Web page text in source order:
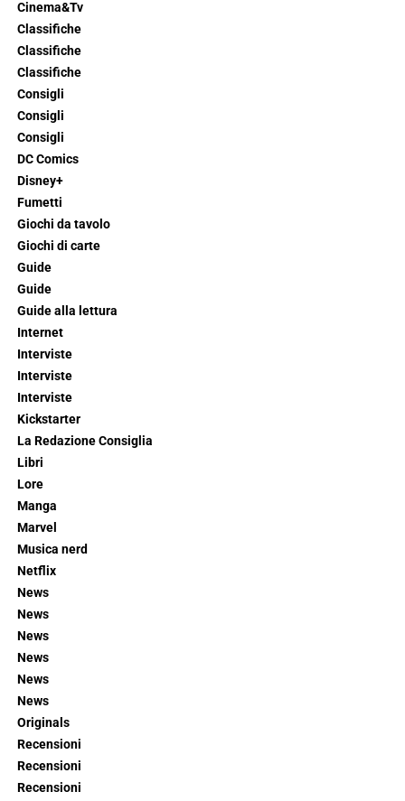
Cinema&Tv
Classifiche
Classifiche
Classifiche
Consigli
Consigli
Consigli
DC Comics
Disney+
Fumetti
Giochi da tavolo
Giochi di carte
Guide
Guide
Guide alla lettura
Internet
Interviste
Interviste
Interviste
Kickstarter
La Redazione Consiglia
Libri
Lore
Manga
Marvel
Musica nerd
Netflix
News
News
News
News
News
News
Originals
Recensioni
Recensioni
Recensioni